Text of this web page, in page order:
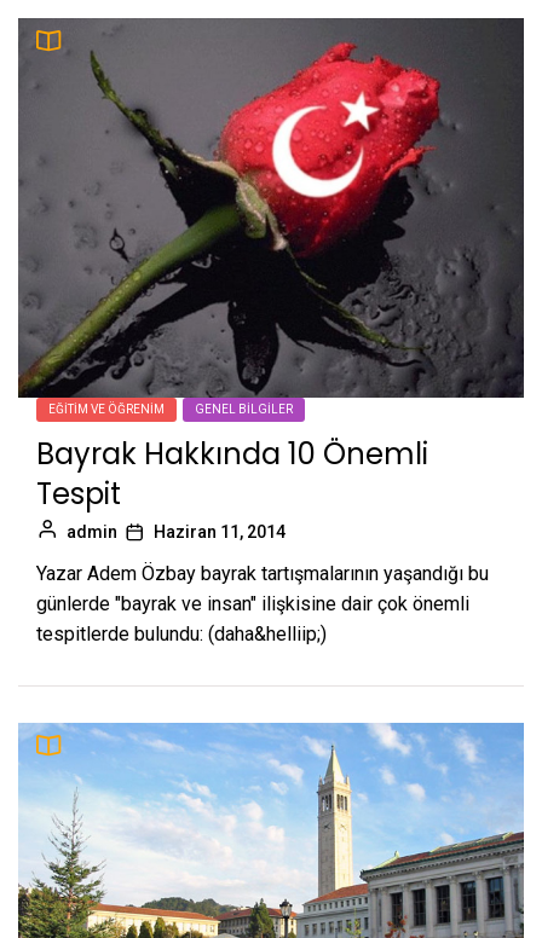
EĞITIM VE ÖĞRENIM GENEL BILGILER
Bayrak Hakkında 10 Önemli
Tespit
admin Haziran 11, 2014
Yazar Adem Özbay bayrak tartışmalarının yaşandığı bu
günlerde "bayrak ve insan" ilişkisine dair çok önemli
tespitlerde bulundu: (daha&helliip;)